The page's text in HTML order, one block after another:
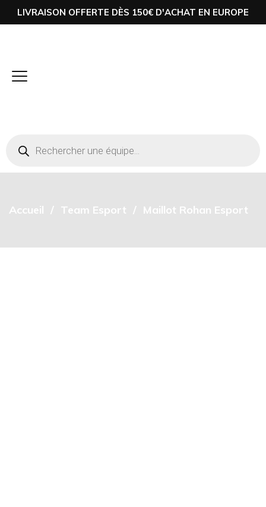
LIVRAISON OFFERTE DÈS 150€ D'ACHAT EN EUROPE
Accueil Team Esport Maillot Rohan Esport